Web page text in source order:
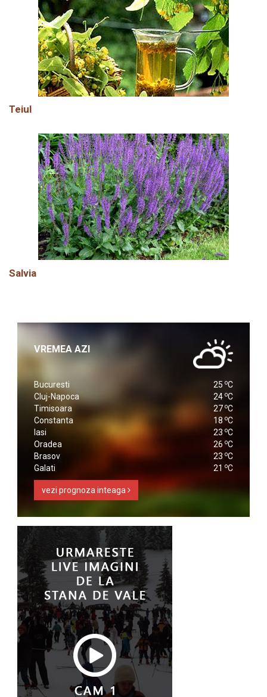
Teiul
Salvia
VREMEA AZI
Bucuresti 25 oC
Cluj-Napoca
24 oC
Timisoara
27 oC
Constanta
18 oC
Iasi
23 oC
Oradea
26 oC
Brasov
23 oC
Galati
21 oC
vezi prognoza inteaga